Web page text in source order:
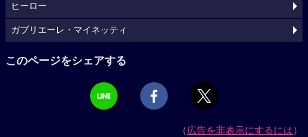
ヒーロー
ガブリエーレ・マイネッティ
このページをシェアする
（広告を非表示にするには）